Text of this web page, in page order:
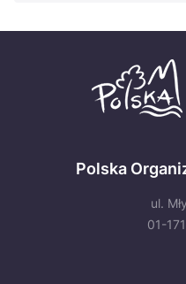
Polska
ul.
01-